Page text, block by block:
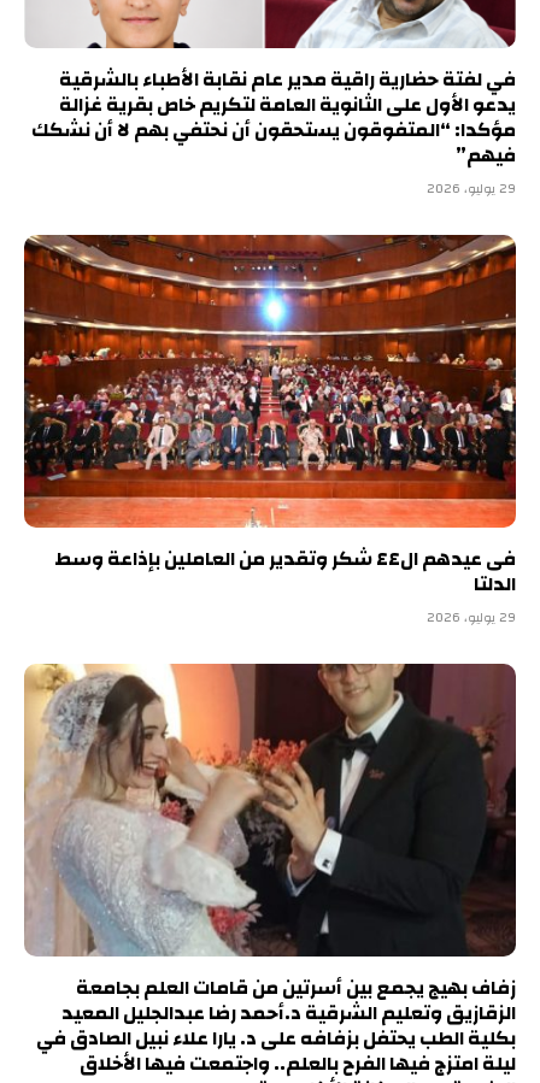
في لفتة حضارية راقية مدير عام نقابة الأطباء بالشرقية
يدعو الأول على الثانوية العامة لتكريم خاص بقرية غزالة
مؤكدا: “المتفوقون يستحقون أن نحتفي بهم لا أن نشكك
فيهم”
29 يوليو، 2026
فى عيدهم ال٤٤ شكر وتقدير من العاملين بإذاعة وسط
الدلتا
29 يوليو، 2026
زفاف بهيج يجمع بين أسرتين من قامات العلم بجامعة
الزقازيق وتعليم الشرقية د.أحمد رضا عبدالجليل المعيد
بكلية الطب يحتفل بزفافه على د. يارا علاء نبيل الصادق في
ليلة امتزج فيها الفرح بالعلم.. واجتمعت فيها الأخلاق